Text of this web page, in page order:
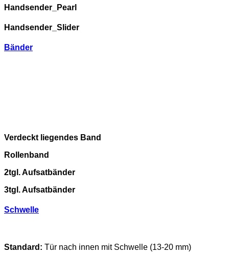
Handsender_Pearl
Handsender_Slider
Bänder
Verdeckt liegendes Band
Rollenband
2tgl. Aufsatbänder
3tgl. Aufsatbänder
Schwelle
Standard: Tür nach innen mit Schwelle (13-20 mm)